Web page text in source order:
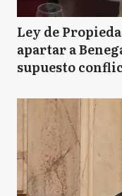
Ley de
apartar a
supuesto